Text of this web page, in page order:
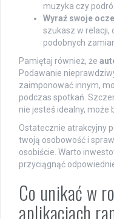
muzyka czy
Wyraź swoje
szukasz w relacji,
podobnych
Pamiętaj również, że
Podawanie
zaimponować innym,
podczas spotkań.
nie jesteś idealny, może
Ostatecznie atrakcyjny
twoją osobowość i
osobiście. Warto
przyciągnąć
Co unikać w
aplikacjach